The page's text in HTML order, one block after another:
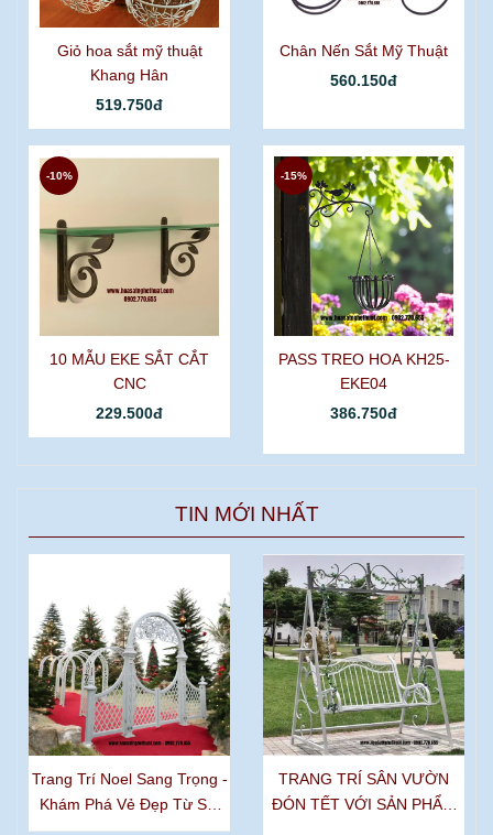
Giỏ hoa sắt mỹ thuật
Khang Hân
519.750đ
Chân Nến Sắt Mỹ Thuật
560.150đ
10 MẪU EKE SẮT CẮT
CNC
229.500đ
-10%
PASS TREO HOA KH25-
EKE04
386.750đ
-15%
TIN MỚI NHẤT
Trang Trí Noel Sang Trọng -
Khám Phá Vẻ Đẹp Từ Sắt
Mỹ Thuật
TRANG TRÍ SÂN VƯỜN
ĐÓN TẾT VỚI SẢN PHẨM